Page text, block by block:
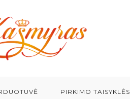
PIRKIMO TAISYKLĖS